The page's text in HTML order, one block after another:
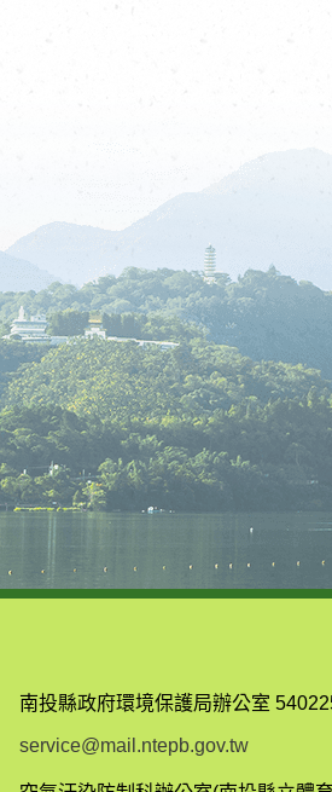
南投縣政府環境保護局辦公室
service@mail.ntepb.gov.tw